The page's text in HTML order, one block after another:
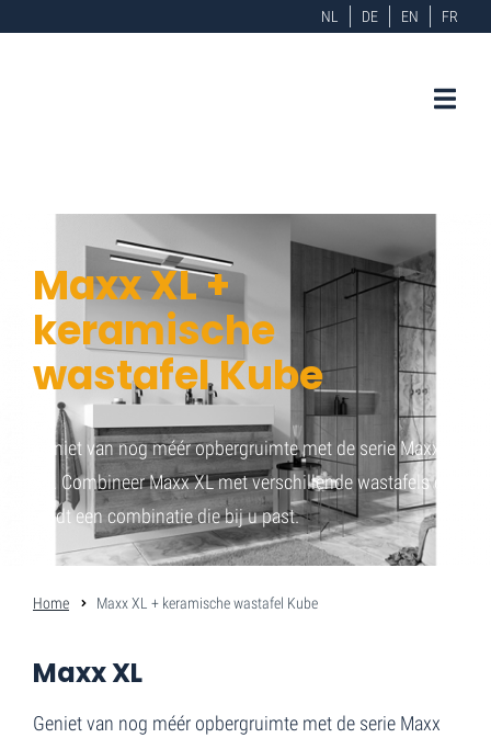
NL DE EN FR
Maxx XL +
keramische
wastafel Kube
Geniet van nog méér opbergruimte met de serie Maxx
XL. Combineer Maxx XL met verschillende wastafels en
vindt een combinatie die bij u past.
Home Maxx XL + keramische wastafel Kube
Maxx XL
Geniet van nog méér opbergruimte met de serie Maxx